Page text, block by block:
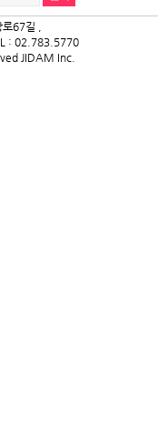
67길 ,
: 02.783.5770
JIDAM Inc.